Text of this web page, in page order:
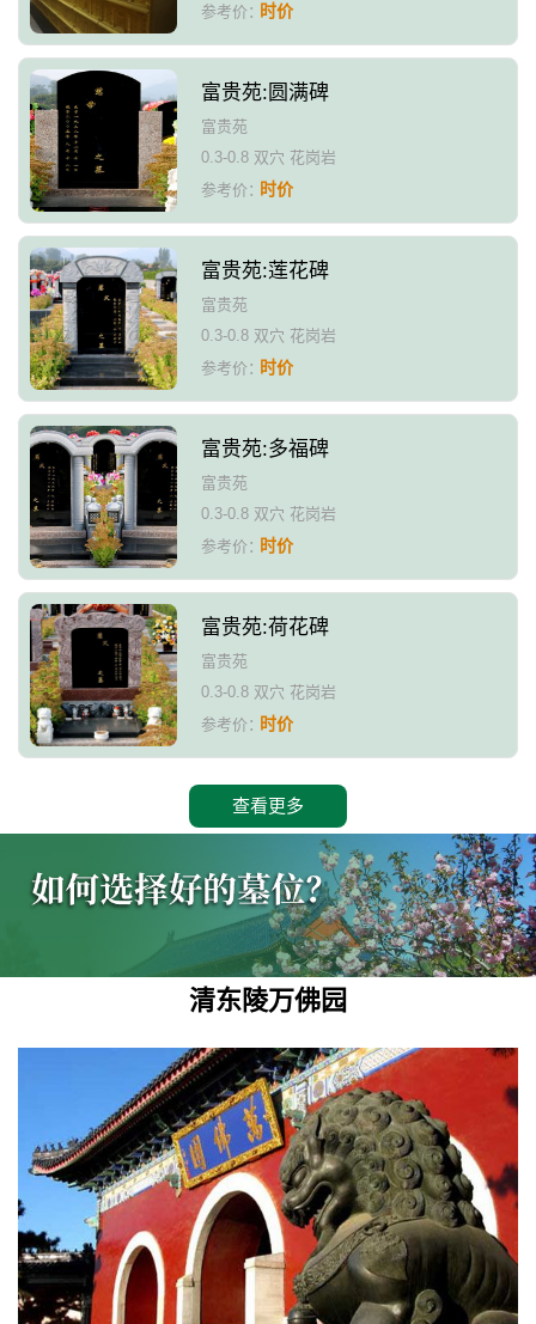
参考价：时价
富贵苑:圆满碑
富贵苑
0.3-0.8 双穴 花岗岩
参考价：时价
富贵苑:莲花碑
富贵苑
0.3-0.8 双穴 花岗岩
参考价：时价
富贵苑:多福碑
富贵苑
0.3-0.8 双穴 花岗岩
参考价：时价
富贵苑:荷花碑
富贵苑
0.3-0.8 双穴 花岗岩
参考价：时价
查看更多
清东陵万佛园